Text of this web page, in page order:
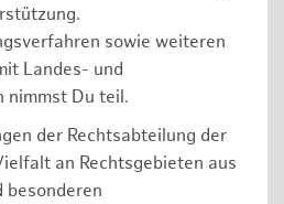
sowie weiteren
Landes- und
nimmst Du teil.
der Rechtsabteilung der
an Rechtsgebieten aus
besonderen